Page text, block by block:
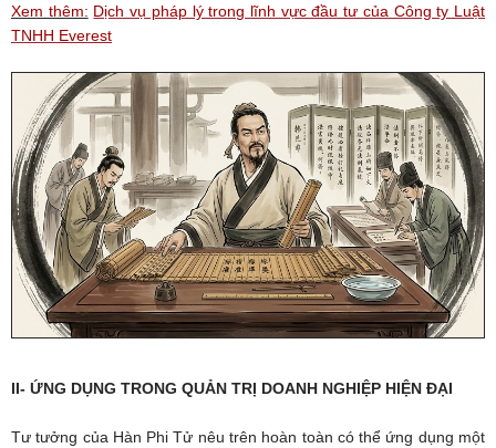
Xem thêm: Dịch vụ pháp lý trong lĩnh vực đầu tư của Công ty Luật
TNHH Everest
II- ỨNG DỤNG TRONG QUẢN TRỊ DOANH NGHIỆP HIỆN ĐẠI
Tư tưởng của Hàn Phi Tử nêu trên hoàn toàn có thể ứng dụng một